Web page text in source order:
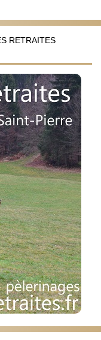
RETRAITES